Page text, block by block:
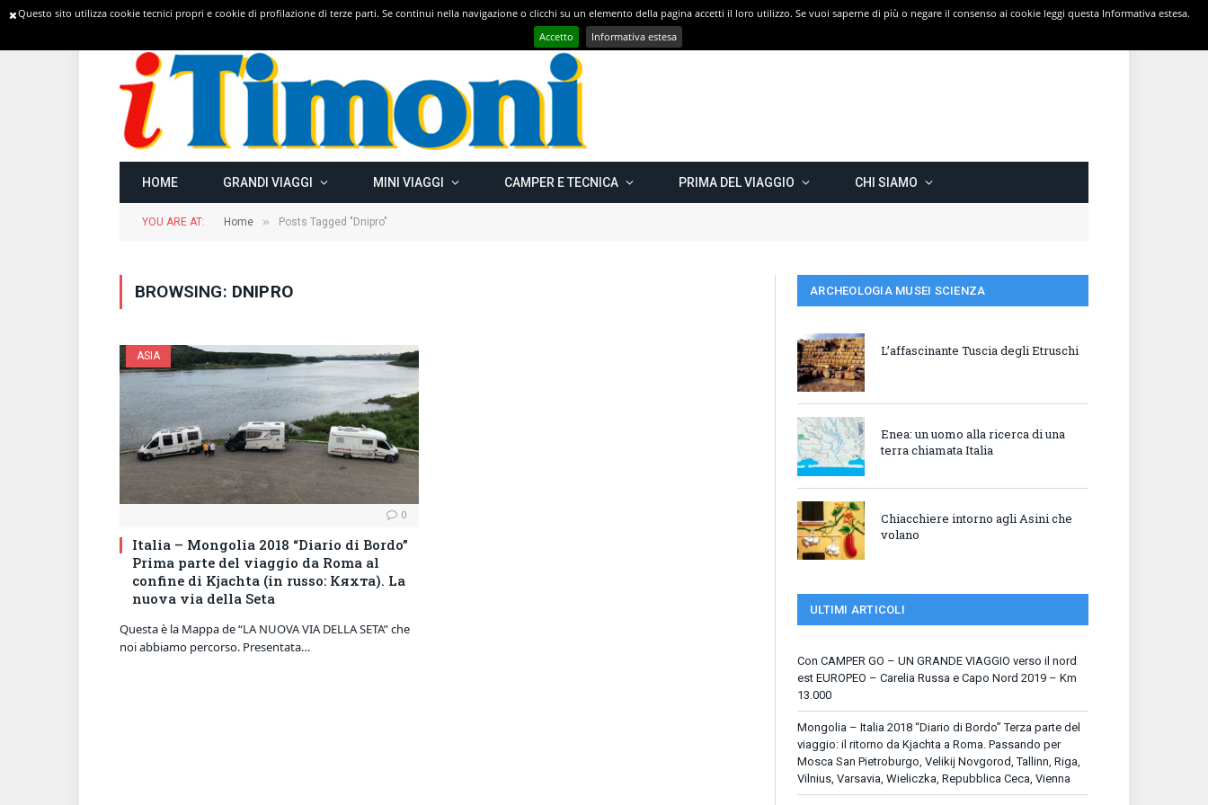
TRENDING Con CAMPER GO – UN GRANDE VIAGGIO verso il nord est EUROPEO – Carelia Russa e Capo Nord 2019 – Km 13.000
HOME GRANDI VIAGGI MINI VIAGGI CAMPER E TECNICA PRIMA DEL VIAGGIO CHI SIAMO
YOU ARE AT: Home » Posts Tagged "Dnipro"
BROWSING: DNIPRO
ASIA
0
Italia – Mongolia 2018 “Diario di Bordo”
Prima parte del viaggio da Roma al
confine di Kjachta (in russo: Кяхта). La
nuova via della Seta
Questa è la Mappa de “LA NUOVA VIA DELLA SETA” che
noi abbiamo percorso. Presentata…
ARCHEOLOGIA MUSEI SCIENZA
L’affascinante Tuscia degli Etruschi
Enea: un uomo alla ricerca di una
terra chiamata Italia
Chiacchiere intorno agli Asini che
volano
ULTIMI ARTICOLI
Con CAMPER GO – UN GRANDE VIAGGIO verso il nord
est EUROPEO – Carelia Russa e Capo Nord 2019 – Km
13.000
Mongolia – Italia 2018 “Diario di Bordo” Terza parte del
viaggio: il ritorno da Kjachta a Roma. Passando per
Mosca San Pietroburgo, Velikij Novgorod, Tallinn, Riga,
Vilnius, Varsavia, Wieliczka, Repubblica Ceca, Vienna
Questo sito utilizza cookie tecnici propri e cookie di profilazione di terze parti. Se continui nella navigazione o clicchi su un elemento della pagina accetti il loro utilizzo. Se vuoi saperne di più o negare il consenso ai cookie leggi questa Informativa estesa.
Accetto
Informativa estesa